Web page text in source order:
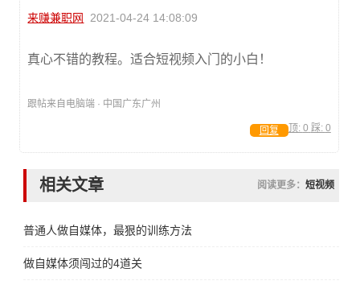
来赚兼职网 2021-04-24 14:08:09
真心不错的教程。适合短视频入门的小白！
跟帖来自电脑端 · 中国广东广州
顶: 0 踩: 0
回复
相关文章 阅读更多： 短视频
普通人做自媒体，最狠的训练方法
做自媒体须闯过的4道关